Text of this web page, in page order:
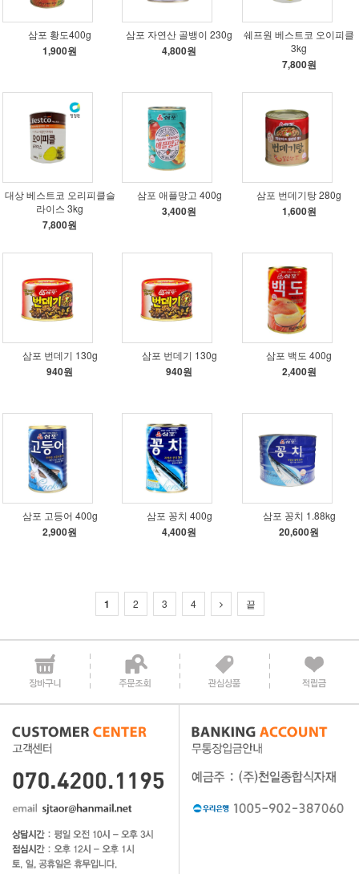
삼포 황도400g
1,900원
삼포 자연산 골뱅이 230g
4,800원
쉐프원 베스트코 오이피클
3kg
7,800원
대상 베스트코 오리피클슬
라이스 3kg
7,800원
삼포 애플망고 400g
3,400원
삼포 번데기탕 280g
1,600원
삼포 번데기 130g
940원
삼포 번데기 130g
940원
삼포 백도 400g
2,400원
삼포 고등어 400g
2,900원
삼포 꽁치 400g
4,400원
삼포 꽁치 1.88kg
20,600원
1 2 3 4 끝